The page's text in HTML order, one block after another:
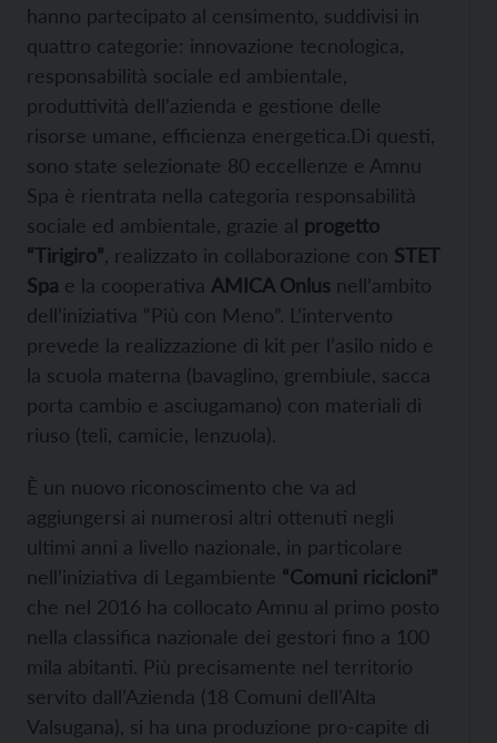
hanno partecipato al censimento, suddivisi in
quattro categorie: innovazione tecnologica,
responsabilità sociale ed ambientale,
produttività dell’azienda e gestione delle
risorse umane, efficienza energetica.Di questi,
sono state selezionate 80 eccellenze e Amnu
Spa è rientrata nella categoria responsabilità
sociale ed ambientale, grazie al progetto
“Tirigiro” , realizzato in collaborazione con STET
Spa e la cooperativa AMICA Onlus nell’ambito
dell’iniziativa “Più con Meno”. L’intervento
prevede la realizzazione di kit per l’asilo nido e
la scuola materna (bavaglino, grembiule, sacca
porta cambio e asciugamano) con materiali di
riuso (teli, camicie, lenzuola).
È un nuovo riconoscimento che va ad
aggiungersi ai numerosi altri ottenuti negli
ultimi anni a livello nazionale, in particolare
nell’iniziativa di Legambiente “Comuni ricicloni”
che nel 2016 ha collocato Amnu al primo posto
nella classifica nazionale dei gestori fino a 100
mila abitanti. Più precisamente nel territorio
servito dall’Azienda (18 Comuni dell’Alta
Valsugana), si ha una produzione pro-capite di